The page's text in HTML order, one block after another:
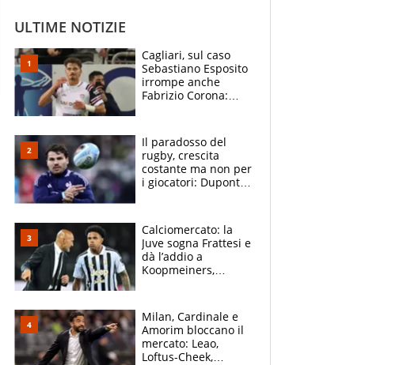
ULTIME NOTIZIE
Cagliari, sul caso
Sebastiano Esposito
irrompe anche
Fabrizio Corona:
prove”
Il paradosso del
rugby, crescita
costante ma non per
i giocatori: Dupont
solo 1,4 milioni
all'anno
Calciomercato: la
Juve sogna Frattesi e
dà l’addio a
Koopmeiners,
scatenata
Milan, Cardinale e
Amorim bloccano il
mercato: Leao,
Loftus-Cheek,